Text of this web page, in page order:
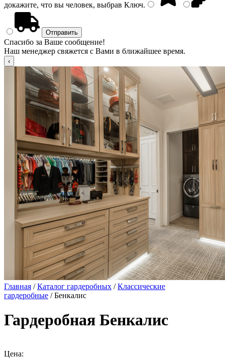
докажите, что вы человек, выбрав Ключ.
Спасибо за Ваше сообщение!
Наш менеджер свяжется с Вами в ближайшее время.
Главная /Каталог гардеробных /Классические
гардеробные / Бенкалис
Гардеробная Бенкалис
Цена: